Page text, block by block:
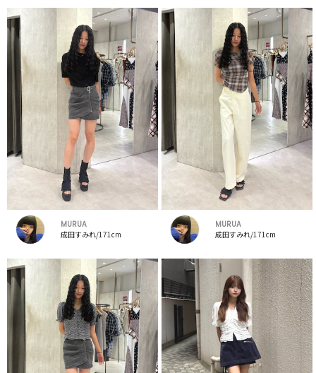
MURUA
成田すみれ/171cm
MURUA
成田すみれ/171cm